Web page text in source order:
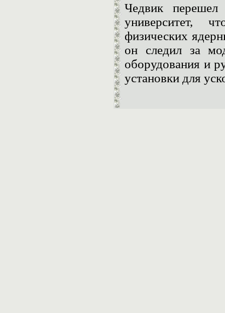
Чедвик
университет,
физических
он следил за
оборудования и
установки для